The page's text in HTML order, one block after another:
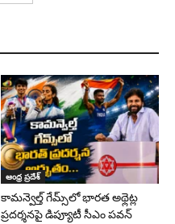
ఆంధ్ర ప్రదేశ్
కామన్వెల్త్ గేమ్స్‌లో భారత అథ్లెట్ల
ప్రదర్శనపై డిప్యూటీ సీఎం పవన్